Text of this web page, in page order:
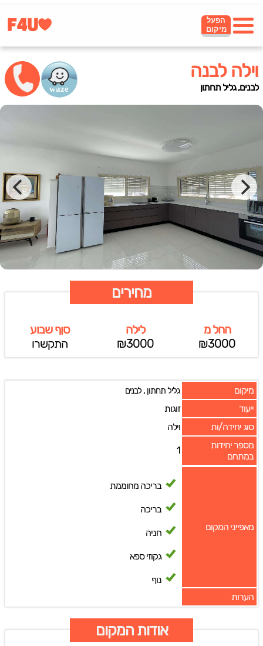
הפעל
מיקום
וילה לבנה
לבנים, גליל תחתון
מחירים
החל מ
₪3000
לילה
₪3000
סןף שבוע
התקשרו
מיקום גליל תחתון, לבנים
ייעוד
זוגות
סוג יחידה/ות
וילה
מספר יחידות
במתחם
1
מאפייני המקום
בריכה מחוממת
בריכה
חניה
גקוזי ספא
נוף
הערות
אודות המקום